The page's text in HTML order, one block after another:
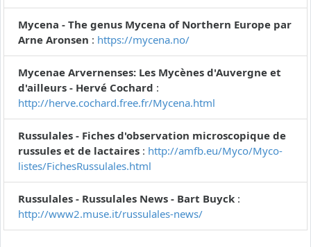
Mycena - The genus Mycena of Northern Europe par
Arne Aronsen : https://mycena.no/
Mycenae Arvernenses: Les Mycènes d'Auvergne et
d'ailleurs - Hervé Cochard :
http://herve.cochard.free.fr/Mycena.html
Russulales - Fiches d'observation microscopique de
russules et de lactaires : http://amfb.eu/Myco/Myco-
listes/FichesRussulales.html
Russulales - Russulales News - Bart Buyck :
http://www2.muse.it/russulales-news/